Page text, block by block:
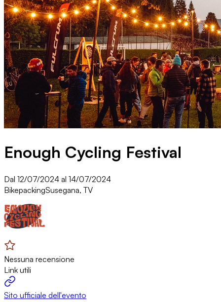
Enough Cycling Festival
Dal 12/07/2024 al 14/07/2024
BikepackingSusegana, TV
Nessuna recensione
Link utili
Sito ufficiale dell'evento